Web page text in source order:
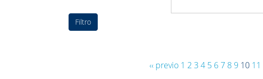
‹‹ previo 1 2 3 4 5 67 8 9 10 11